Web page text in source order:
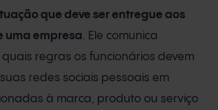
que deve ser entregue aos
uma empresa. Ele comunica
regras os funcionários devem
redes sociais pessoais em
à marca, produto ou serviço